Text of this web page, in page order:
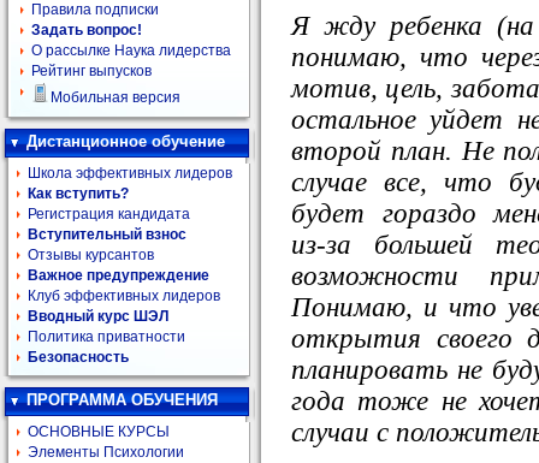
Правила подписки
Задать вопрос!
О рассылке Наука лидерства
Рейтинг выпусков
Мобильная версия
Дистанционное обучение
Школа эффективных лидеров
Как вступить?
Регистрация кандидата
Вступительный взнос
Отзывы курсантов
Важное предупреждение
Клуб эффективных лидеров
Вводный курс ШЭЛ
Политика приватности
Безопасность
ПРОГРАММА ОБУЧЕНИЯ
ОСНОВНЫЕ КУРСЫ
Элементы Психологии
Я жду ребенка
понимаю, что
мотив, цель,
остальное уйдет
второй план. Не
случае все, что
будет гораздо
из-за большей
возможности
Понимаю, и что
открытия своего
планировать не
года тоже не
случаи с